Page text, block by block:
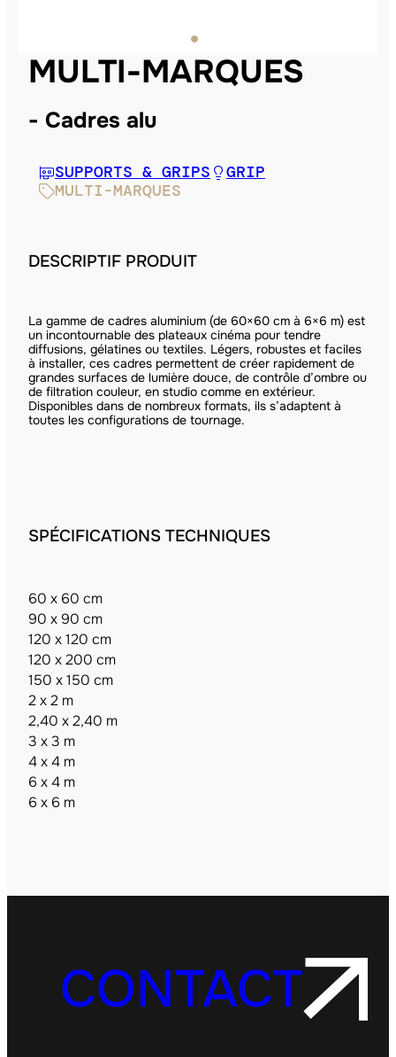
MULTI-MARQUES
Cadres alu
SUPPORTS & GRIPS
GRIP
MULTI-MARQUES
DESCRIPTIF PRODUIT
La gamme de cadres aluminium (de 60×60 cm à 6×6 m) est
un incontournable des plateaux cinéma pour tendre
diffusions, gélatines ou textiles. Légers, robustes et faciles
à installer, ces cadres permettent de créer rapidement de
grandes surfaces de lumière douce, de contrôle d’ombre ou
de filtration couleur, en studio comme en extérieur.
Disponibles dans de nombreux formats, ils s’adaptent à
toutes les configurations de tournage.
SPÉCIFICATIONS TECHNIQUES
60 x 60 cm
90 x 90 cm
120 x 120 cm
120 x 200 cm
150 x 150 cm
2 x 2 m
2,40 x 2,40 m
3 x 3 m
4 x 4 m
6 x 4 m
6 x 6 m
CONTACT